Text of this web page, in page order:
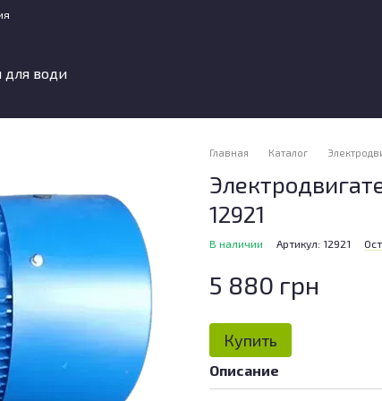
для води
Главная Каталог
12921
В наличии Артикул: 12921
5 880 грн
Купить
Описание